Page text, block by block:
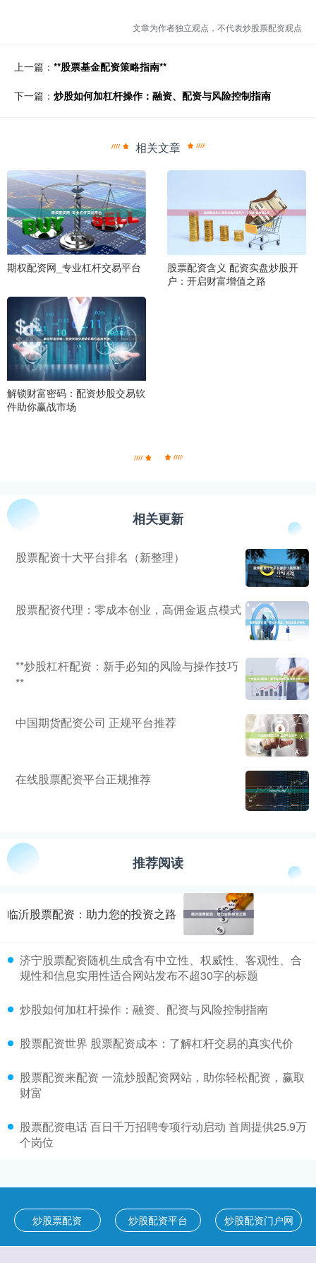
文章为作者独立观点，不代表炒股票配资观点
上一篇： **股票基金配资策略指南**
下一篇： 炒股如何加杠杆操作：融资、配资与风险控制指南
相关文章
期权配资网_专业杠杆交易平台
股票配资含义 配资实盘炒股开
户：开启财富增值之路
解锁财富密码：配资炒股交易软
件助你赢战市场
相关更新
股票配资十大平台排名（新整理）
股票配资代理：零成本创业，高佣金返点模式
**炒股杠杆配资：新手必知的风险与操作技巧
**
中国期货配资公司 正规平台推荐
在线股票配资平台正规推荐
推荐阅读
临沂股票配资：助力您的投资之路
济宁股票配资随机生成含有中立性、权威性、客观性、合
规性和信息实用性适合网站发布不超30字的标题
炒股如何加杠杆操作：融资、配资与风险控制指南
股票配资世界 股票配资成本：了解杠杆交易的真实代价
股票配资来配资 一流炒股配资网站，助你轻松配资，赢取
财富
股票配资电话 百日千万招聘专项行动启动 首周提供25.9万
个岗位
炒股票配资 炒股配资平台 炒股配资门户网